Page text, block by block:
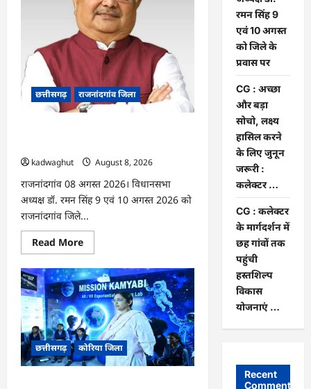
छत्तीसगढ़
क्रिश्चियन
फोरम
के
अध्यक्ष
अरुण
पन्नालाल
की
जमानत
खारिज
छत्तीसगढ़ राजनांदगांव जिला
kadwaghut
August 8, 2026
राजनांदगांव 08 अगस्त 2026। विधानसभा
अध्यक्ष डॉ. रमन सिंह 9 एवं 10 अगस्त 2026 को
राजनांदगांव जिले...
Read MoreRead
more
Rajnandgaon:
विधानसभा
अध्यक्ष
डॉ.
रमन
सिंह
9
एवं
10
अगस्त
को
छत्तीसगढ़ कोरिया जिला
रमन सिंह 9
एवं 10 अगस्त
को जिले के
प्रवास पर
CG : अच्छा
और बड़ा
सोचो, लक्ष्य
हासिल करने
के लिए जुनून
जरूरी :
कलेक्टर …
CG : कलेक्टर
के मार्गदर्शन में
छह गांवों तक
पहुंची
हस्तशिल्प
विकास
योजनाएं …
Recent
Comments